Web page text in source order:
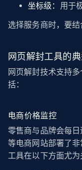
坐标级： 用于
选择服务商时，要结
网页解封工具的
网页解封技术支持
括：
电商价格监控
零售商与品牌会每
等电商网站部署了
工具在以下方面尤为